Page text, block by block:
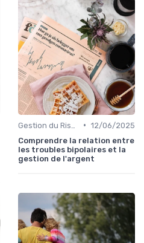
• 12/06/2025
Comprendre la relation entre
les troubles bipolaires et la
gestion de l'argent